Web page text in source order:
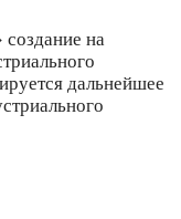
на
дальнейшее